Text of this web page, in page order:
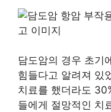
담도암의 경우 초기
힘들다고 알려져 있
치료를 했더라도
들에게 절망적인 치